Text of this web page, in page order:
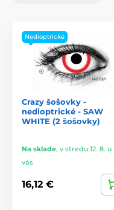
Nedioptrické
Crazy šošovky -
nedioptrické - SAW
WHITE (2 šošovky)
Na sklade, v stredu 12. 8. u
vás
16,12 €